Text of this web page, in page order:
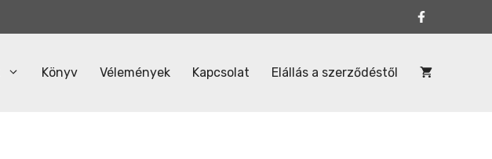
Könyv Vélemények Kapcsolat Elállás a szerződéstől